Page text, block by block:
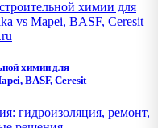
химии для
BASF, Ceresit